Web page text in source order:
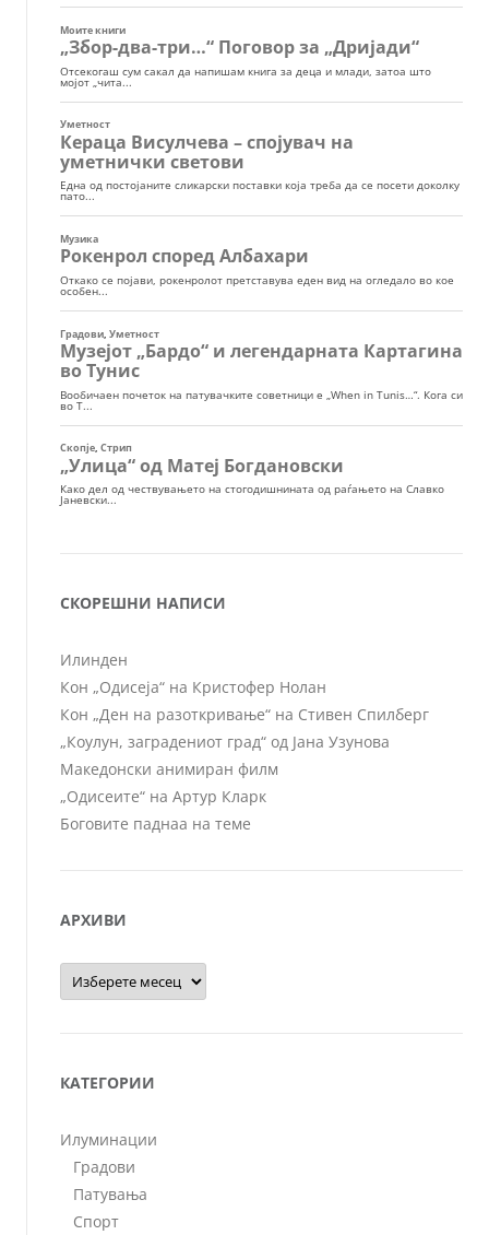
СКОРЕШНИ НАПИСИ
Илинден
Кон „Одисеја“ на Кристофер Нолан
Кон „Ден на разоткривање“ на Стивен Спилберг
„Коулун, заградениот град“ од Јана Узунова
Македонски анимиран филм
„Одисеите“ на Артур Кларк
Боговите паднаа на теме
АРХИВИ
Архиви
КАТЕГОРИИ
Илуминации
Градови
Патувања
Спорт